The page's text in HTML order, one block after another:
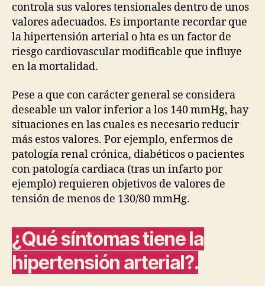
controla sus valores tensionales dentro de unos
valores adecuados. Es importante recordar que
la hipertensión arterial o hta es un factor de
riesgo cardiovascular modificable que influye
en la mortalidad.
Pese a que con carácter general se considera
deseable un valor inferior a los 140 mmHg, hay
situaciones en las cuales es necesario reducir
más estos valores. Por ejemplo, enfermos de
patología renal crónica, diabéticos o pacientes
con patología cardiaca (tras un infarto por
ejemplo) requieren objetivos de valores de
tensión de menos de 130/80 mmHg.
¿Qué síntomas tiene la
hipertensión arterial?.